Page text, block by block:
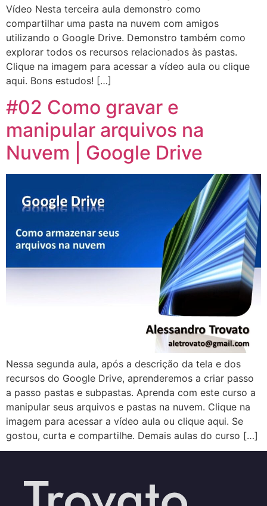
Vídeo Nesta terceira aula demonstro como
compartilhar uma pasta na nuvem com amigos
utilizando o Google Drive. Demonstro também como
explorar todos os recursos relacionados às pastas.
Clique na imagem para acessar a vídeo aula ou clique
aqui. Bons estudos! […]
#02 Como gravar e
manipular arquivos na
Nuvem | Google Drive
Nessa segunda aula, após a descrição da tela e dos
recursos do Google Drive, aprenderemos a criar passo
a passo pastas e subpastas. Aprenda com este curso a
manipular seus arquivos e pastas na nuvem. Clique na
imagem para acessar a vídeo aula ou clique aqui. Se
gostou, curta e compartilhe. Demais aulas do curso […]